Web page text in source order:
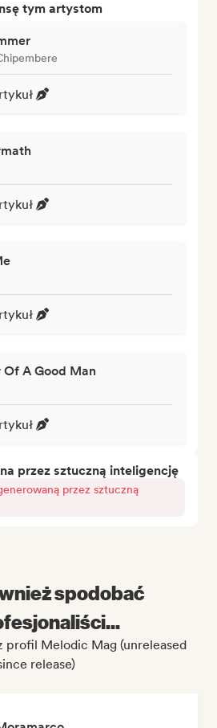
tym artystom
A Good Man
przez sztuczną inteligencję
przez sztuczną
spodobać
profil Melodic Mag (unreleased
release)